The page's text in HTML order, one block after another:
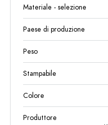
Materiale - selezione
Paese di produzione
Peso
Stampabile
Colore
Produttore